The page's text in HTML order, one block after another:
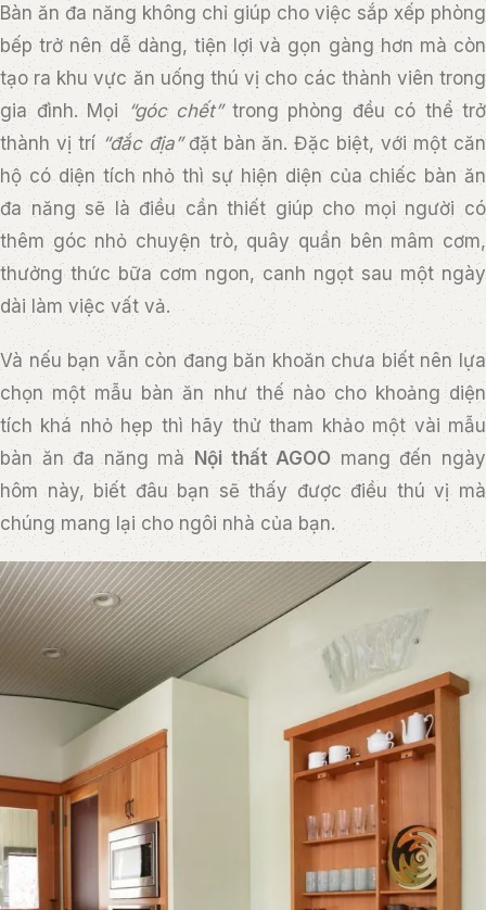
Bàn ăn đa năng không chỉ giúp cho việc sắp xếp phòng
bếp trở nên dễ dàng, tiện lợi và gọn gàng hơn mà còn
tạo ra khu vực ăn uống thú vị cho các thành viên trong
gia đình. Mọi “góc chết”trong phòng đều có thể trở
thành vị trí “đắc địa”đặt bàn ăn. Đặc biệt, với một căn
hộ có diện tích nhỏ thì sự hiện diện của chiếc bàn ăn
đa năng sẽ là điều cần thiết giúp cho mọi người có
thêm góc nhỏ chuyện trò, quây quần bên mâm cơm,
thưởng thức bữa cơm ngon, canh ngọt sau một ngày
dài làm việc vất vả.
Và nếu bạn vẫn còn đang băn khoăn chưa biết nên lựa
chọn một mẫu bàn ăn như thế nào cho khoảng diện
tích khá nhỏ hẹp thì hãy thử tham khảo một vài mẫu
bàn ăn đa năng màNội thất AGOOmang đến ngày
hôm này, biết đâu bạn sẽ thấy được điều thú vị mà
chúng mang lại cho ngôi nhà của bạn.